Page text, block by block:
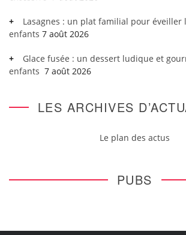
Lasagnes : un plat familial pour éveiller
enfants 7 août 2026
Glace fusée : un dessert ludique et
enfants 7 août 2026
LES ARCHIVES
Le plan des actus
PUBS